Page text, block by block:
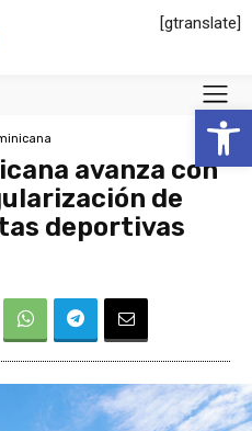
Abrir
[gtranslate]
avanza con
de
deportivas